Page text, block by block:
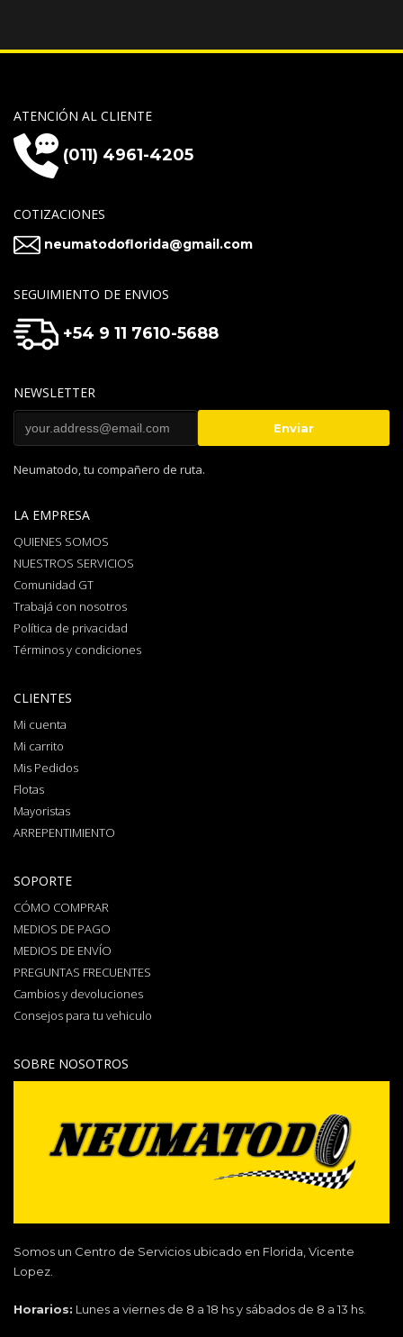
ATENCIÓN AL CLIENTE
(011) 4961-4205
COTIZACIONES
neumatodoflorida@gmail.com
SEGUIMIENTO DE ENVIOS
+54 9 11 7610-5688
NEWSLETTER
Neumatodo, tu compañero de ruta.
LA EMPRESA
QUIENES SOMOS
NUESTROS SERVICIOS
Comunidad GT
Trabajá con nosotros
Política de privacidad
Términos y condiciones
CLIENTES
Mi cuenta
Mi carrito
Mis Pedidos
Flotas
Mayoristas
ARREPENTIMIENTO
SOPORTE
CÓMO COMPRAR
MEDIOS DE PAGO
MEDIOS DE ENVÍO
PREGUNTAS FRECUENTES
Cambios y devoluciones
Consejos para tu vehiculo
SOBRE NOSOTROS
Somos un Centro de Servicios ubicado en Florida, Vicente
Lopez.
Horarios: Lunes a viernes de 8 a 18 hs y sábados de 8 a 13 hs.